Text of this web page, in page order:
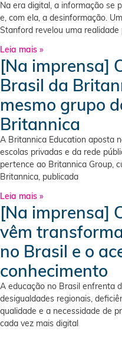
Na era digital, a informação se
e, com ela, a desinformação.
Stanford revelou uma
Leia mais »
[Na imprensa]
Brasil da
mesmo grupo
Britannica
A Britannica Education aposta
escolas privadas e da rede
pertence ao Britannica Group,
Britannica, publicada
Leia mais »
[Na imprensa]
vêm
no Brasil e o
conhecimento
A educação no Brasil enfrenta
desigualdades regionais,
qualidade e a necessidade de
cada vez mais digital